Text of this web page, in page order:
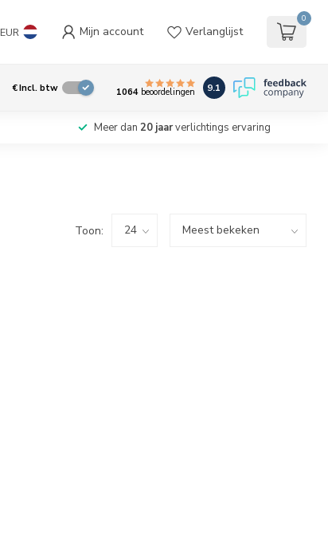
EUR Mijn account Verlanglijst
0
€Incl. btw 1064beoordelingen 9.1
Meer dan 20 jaarverlichtings ervaring
Toon: